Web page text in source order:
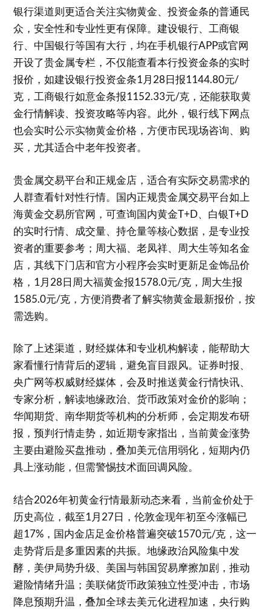
银行渠道则更适合关注实物黄金、投资金条的普通民
众，安全性和专业性更有保障。建设银行、工商银
行、中国银行等国有大行，均在手机银行APP或官网
开设了贵金属专栏，不仅能查看本行投资金条的实时
报价，如建设银行投资金条1月28日报1144.80元/
克，工商银行如意金条报1152.33元/克，还能获取黄
金行情解读、投资攻略等内容。此外，银行线下网点
也会实时公示实物黄金价格，方便市民现场咨询、购
买，尤其适合中老年投资者。
贵金属交易平台和正规金店，适合有实际交易需求的
人群查看针对性行情。国内正规贵金属交易平台如上
海黄金交易所官网，可查询国内黄金T+D、白银T+D
的实时行情、成交量、持仓量等核心数据，是专业投
资者的重要参考；周大福、老凤祥、周大生等知名金
店，其线下门店和官方小程序会实时更新足金饰品价
格，1月28日周大福黄金报1578.0元/克，周大生报
1585.0元/克，方便消费者了解实物黄金最新报价，按
需选购。
除了上述渠道，财经媒体和专业机构解读，能帮助大
家看懂行情背后的逻辑，避免盲目跟风。证券时报、
央广网等权威财经媒体，会及时推送黄金行情快讯、
专家分析，解读地缘政治、货币政策对金价的影响；
华闻期货、南华期货等机构的分析师，会定期发布研
报，预判行情走势，如近期专家指出，当前黄金涨势
主要由避险买盘推动，叠加美元信用弱化，短期内仍
具上涨动能，但需警惕技术面回调风险。
结合2026年初黄金行情最新动态来看，当前金价处于
历史高位，截至1月27日，伦敦金现年初至今涨幅已
超17%，国内金店足金价格普遍突破1570元/克，这一
走势背后是多重因素的共振。地缘政治风险集中发
酵，美伊局势升级、美国与韩国贸易摩擦加剧，推动
避险情绪升温；美联储货币政策独立性受冲击，市场
降息预期升温，叠加全球去美元化进程加速，央行购